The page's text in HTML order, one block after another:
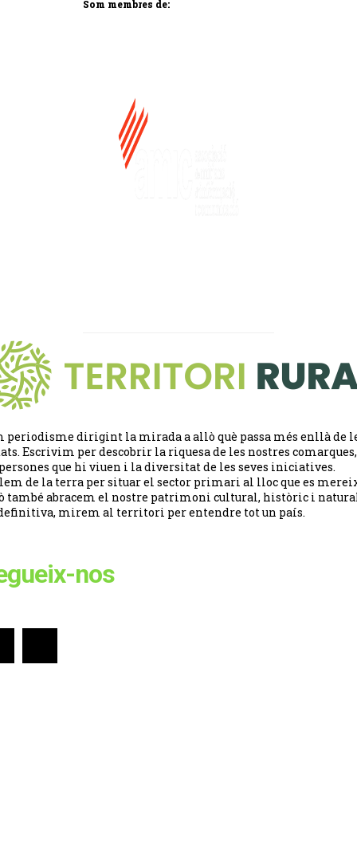
Som membres de:
periodisme dirigint la mirada a allò què passa més enllà de
Escrivim per descobrir la riquesa de les nostres
que hi viuen i la diversitat de les seves iniciatives.
de la terra per situar el sector primari al lloc que es
també abracem el nostre patrimoni cultural, històric i
mirem al territori per entendre tot un país.
nos